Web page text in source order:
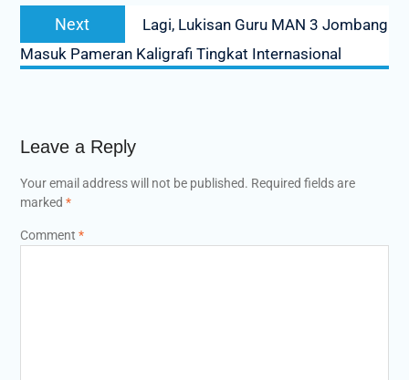
Next
Next
post:
Lagi, Lukisan Guru MAN 3 Jombang
Masuk Pameran Kaligrafi Tingkat Internasional
Leave a Reply
Your email address will not be published. Required fields are
marked *
Comment *